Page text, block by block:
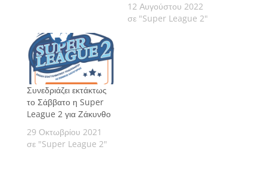
12 Αυγούστου 2022
σε "Super League 2"
Συνεδριάζει εκτάκτως
το Σάββατο η Super
League 2 για Ζάκυνθο
29 Οκτωβρίου 2021
σε "Super League 2"